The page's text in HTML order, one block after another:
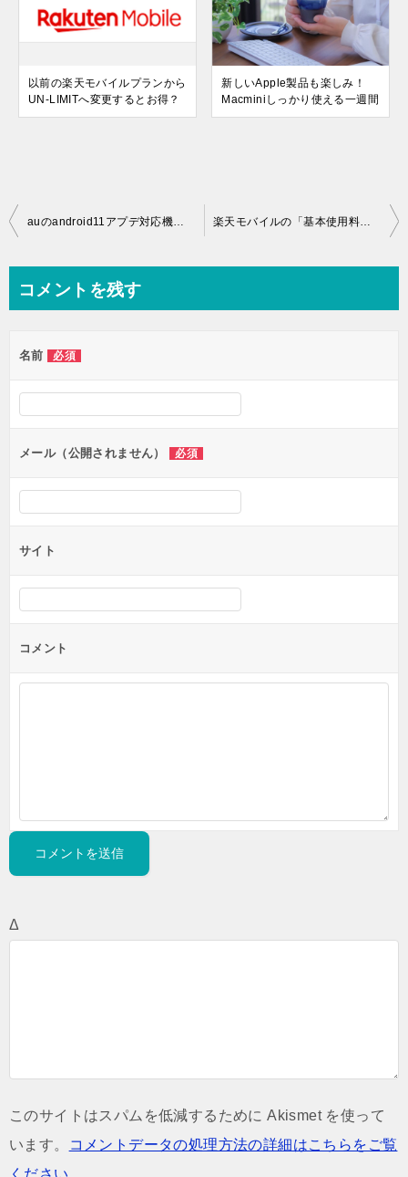
以前の楽天モバイルプランから
UN-LIMITへ変更するとお得？
新しいApple製品も楽しみ！
Macminiしっかり使える一週間
投
ビ
ー
シ
ン
auのandroid11アプデ対応機種情報について調べてみた 楽天モバイルの「基本使用料一年無料キャンペーン」は今日で終了！
コメントを残す
名前 必須
メール（公開されません） 必須
サイト
コメント
Δ
このサイトはスパムを低減するために Akismet を使って
います。
コメントデータの処理方法の詳細はこちらをご覧
ください